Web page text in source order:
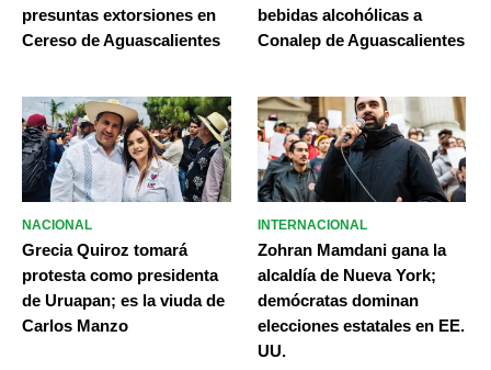
presuntas extorsiones en
Cereso de Aguascalientes
bebidas alcohólicas a
Conalep de Aguascalientes
NACIONAL
Grecia Quiroz tomará
protesta como presidenta
de Uruapan; es la viuda de
Carlos Manzo
INTERNACIONAL
Zohran Mamdani gana la
alcaldía de Nueva York;
demócratas dominan
elecciones estatales en EE.
UU.